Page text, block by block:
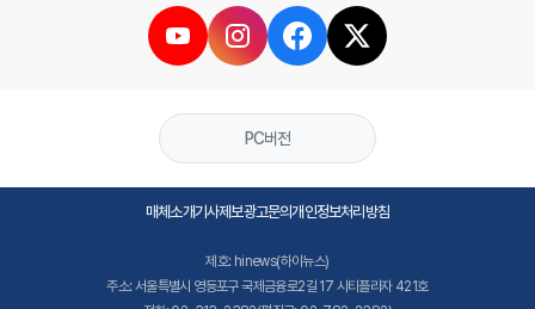
PC버전
매체소개기사제보광고문의개인정보처리방침
제호: hinews(하이뉴스)
주소: 서울특별시 영등포구 국제금융로2길 17 시티플라자 421호